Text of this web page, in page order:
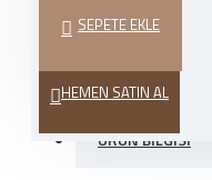
SEPETE EKLE
HEMEN SATIN AL
HEDIYE PAKETI
ÜRÜN BILGISI